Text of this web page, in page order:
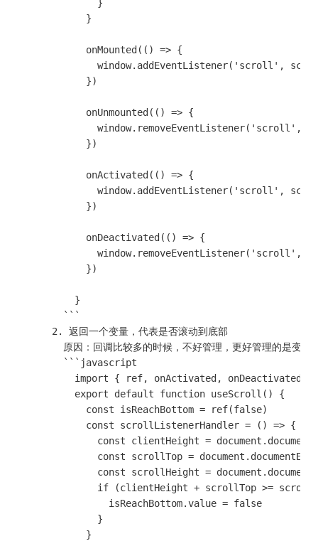
              }
            }
            onMounted(() => {
window.addEventListener('scroll',
            })
            onUnmounted(() => {
window.removeEventListener('scroll',
            })
            onActivated(() => {
window.addEventListener('scroll',
            })
            onDeactivated(() => {
window.removeEventListener('scroll',
            })
          }
        ```
      2. 返回一个变量，代表是否滚动到底部
        原因：回调比较多的时候，不好管理，更好管理的是变量
        ```javascript
import { ref, onActivated, onDeactivated,
          export default function useScroll() {
            const isReachBottom = ref(false)
            const scrollListenerHandler = () => {
const clientHeight =
const scrollTop =
const scrollHeight =
if (clientHeight + scrollTop >=
                isReachBottom.value = false
              }
            }